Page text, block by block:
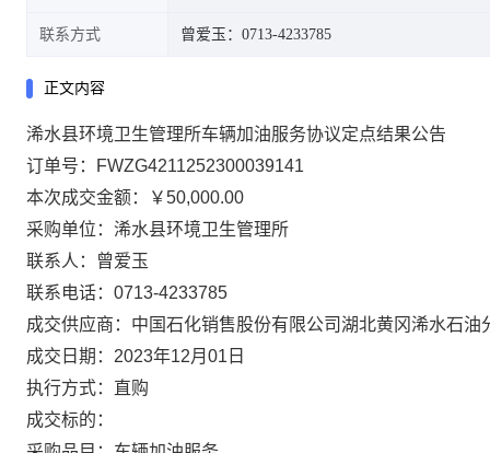
联系方式 曾爱玉：0713-4233785
正文内容
浠水县环境卫生管理所车辆加油服务协议定点结果公告
订单号：
FWZG4211252300039141
本次成交金额：
￥50,000.00
采购单位：浠水县环境卫生管理所
联系人：曾爱玉
联系电话：0713-4233785
成交供应商：中国石化销售股份有限公司湖北黄冈浠水石油
成交日期：2023年12月01日
执行方式：直购
成交标的：